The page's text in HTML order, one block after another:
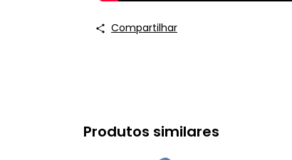
Compartilhar
Produtos similares